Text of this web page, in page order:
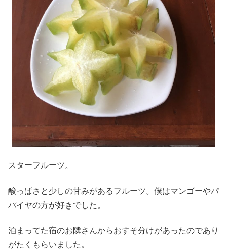
スターフルーツ。
酸っぱさと少しの甘みがあるフルーツ。僕はマンゴーやパ
パイヤの方が好きでした。
泊まってた宿のお隣さんからおすそ分けがあったのであり
がたくもらいました。